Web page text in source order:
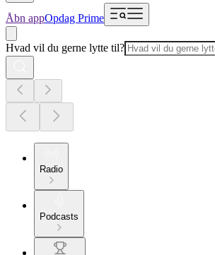
Åbn appOpdag Prime
Hvad vil du gerne lytte til?
Radio
Podcasts